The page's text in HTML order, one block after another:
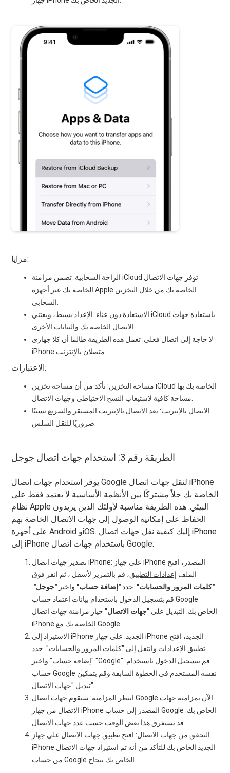
مزايا:
الراحة السحابية: تضمن مزامنة iCloud توفر جهات الاتصال
الخاصة بك عبر أجهزة Apple الخاصة بك من خلال التخزين
الاستعادة دون عناء: الإعداد بسيط، ويعتني iCloud باستعادة جهات
لا حاجة إلى اتصال فعلي: تعمل هذه الطريقة طالما أن كلا جهازي
الاعتبارات:
مساحة التخزين: تأكد من أن مساحة تخزين iCloud الخاصة بك بها
الاتصال بالإنترنت: يعد الاتصال بالإنترنت المستقر والسريع نسبيًا
الطريقة رقم 3: استخدام جهات اتصال جوجل
يوفر استخدام جهات اتصال Google لنقل جهات اتصال iPhone
الخاصة بك حلاً مشتركًا بين الأنظمة الأساسية لا يعتمد فقط على
نظام Apple البيئي. هذه الطريقة مناسبة لأولئك الذين يريدون
الحفاظ على إمكانية الوصول إلى جهات الاتصال الخاصة بهم
على أجهزة Android وiOS. إليك كيفية نقل جهات اتصال iPhone
إلى iPhone باستخدام جهات اتصال Google:
تصدير جهات اتصال iPhone: على جهاز iPhone المصدر، افتح
الملف إعدادات التطبيق، قم بالتمرير لأسفل ، ثم انقر فوق
"كلمات المرور والحسابات" . حدد "إضافة حساب" واختر "جوجل"
قم بتسجيل الدخول باستخدام بيانات اعتماد حساب Google
الخاص بك. التبديل على "جهات الاتصال" خيار مزامنة جهات اتصال
iPhone الخاصة بك مع Google.
الاستيراد إلى iPhone الجديد: على جهاز iPhone الجديد، افتح
تطبيق الإعدادات وانتقل إلى "كلمات المرور والحسابات". حدد
"إضافة حساب" واختر "Google". قم بتسجيل الدخول باستخدام
حساب Google نفسه المستخدم في الخطوة السابقة وقم بتمكين
تبديل "جهات الاتصال".
انتظر المزامنة: ستقوم جهات اتصال Google الآن بمزامنة جهات
الاتصال من جهاز iPhone المصدر إلى حساب Google الخاص بك.
التحقق من جهات الاتصال: افتح تطبيق جهات الاتصال على جهاز
iPhone الجديد الخاص بك للتأكد من أنه تم استيراد جهات الاتصال